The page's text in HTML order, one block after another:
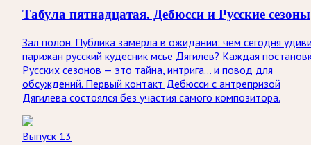
Табула пятнадцатая. Дебюсси и Русские сезоны
Зал полон. Публика замерла в ожидании: чем сегодня
парижан русский кудесник мсье Дягилев? Каждая
Русских сезонов — это тайна, интрига… и повод для
обсуждений. Первый контакт Дебюсси с антрепризой
Дягилева состоялся без участия самого композитора.
Выпуск 13